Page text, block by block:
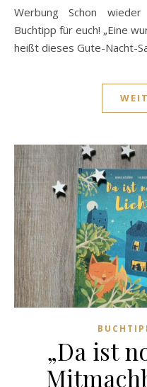
Werbung Schon wieder habe ich einen großartigen
Buchtipp für euch! „Eine
heißt dieses Gute-Nacht-
„Da ist